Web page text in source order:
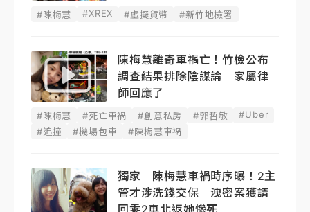
#陳梅慧 #XREX #虛擬貨幣 #新竹地檢署
陳梅慧離奇車禍亡！竹檢公布
調查結果排除陰謀論 家屬律
師回應了
#陳梅慧 #死亡車禍 #創意私房 #郭哲敏
#Uber
#追撞
#機場包車 #陳梅慧車禍
獨家｜陳梅慧車禍時序曝！2主
管才涉洗錢交保 洩密案獲請